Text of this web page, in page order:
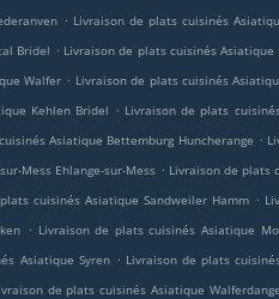
. Livraison de plats cuisinés
Bridel . Livraison de plats cuisinés Asiatique
Walfer . Livraison de plats cuisinés
Kehlen Bridel . Livraison de plats
Asiatique Bettemburg Huncherange .
Mess Ehlange-sur-Mess . Livraison de plats
cuisinés Asiatique Sandweiler Hamm .
. Livraison de plats cuisinés Asiatique
Asiatique Syren . Livraison de plats
de plats cuisinés Asiatique